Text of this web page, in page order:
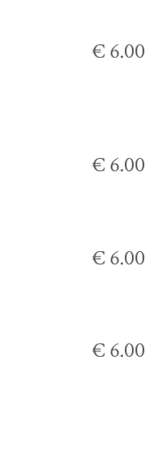
€ 6.00
€ 6.00
€ 6.00
€ 6.00